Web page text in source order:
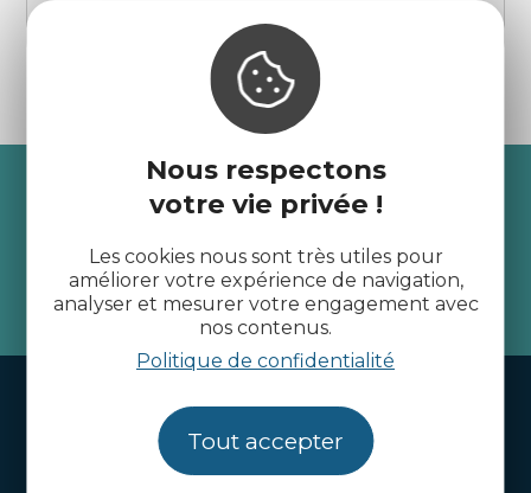
Nous respectons
votre vie privée !
Les cookies nous sont très utiles pour
améliorer votre expérience de navigation,
analyser et mesurer votre engagement avec
nos contenus.
Politique de confidentialité
Tout accepter
Recevez l’actualité des
je m'abonne
Webcams